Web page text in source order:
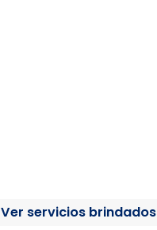
Ver servicios brindados